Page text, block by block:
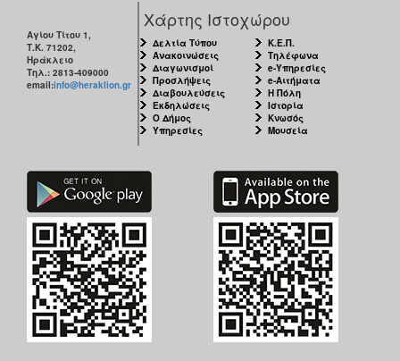
Αγίου Τίτου 1,
Τ.Κ. 71202,
Ηράκλειο
Τηλ.: 2813-409000
email:info@heraklion.gr
Χάρτης Ιστοχώρου
Δελτία Τύπου
Ανακοινώσεις
Διαγωνισμοί
Προσλήψεις
Διαβουλεύσεις
Εκδηλώσεις
Ο Δήμος
Υπηρεσίες
Κ.Ε.Π.
Τηλέφωνα
e-Υπηρεσίες
e-Αιτήματα
Η Πόλη
Ιστορία
Κνωσός
Μουσεία